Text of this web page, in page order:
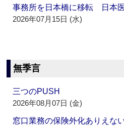
事務所を日本橋に移転 日本
2026年07月15日 (水)
無季言
三つのPUSH
2026年08月07日 (金)
窓口業務の保険外化ありえな